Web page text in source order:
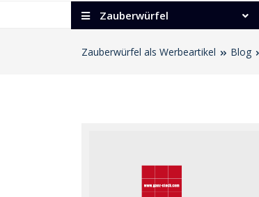
Zauberwürfel
Zauberwürfel als Werbeartikel Blog